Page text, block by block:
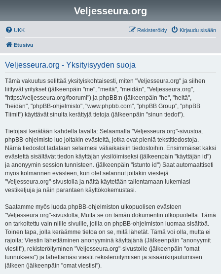
Veljesseura.org
UKK Kirjaudu sisään
Rekisteröidy
Etusivu
Veljesseura.org - Yksityisyyden suoja
Tämä vakuutus selittää yksityiskohtaisesti, miten "Veljesseura.org" ja siihen
liittyvät yritykset (jälkeenpäin "me", "meitä", "meidän", "Veljesseura.org",
"https://veljesseura.org/foorumi") ja phpBB:n (jälkeenpäin "he", "heitä",
"heidän", "phpBB-ohjelmisto", "www.phpbb.com", "phpBB Group", "phpBB
Tiimit") käyttävät sinulta kerättyjä tietoja (jälkeenpäin "sinun tiedot").
Tietojasi kerätään kahdella tavalla: Selaamalla "Veljesseura.org"-sivustoa.
phpBB-ohjelmisto luo joitakin evästeitä, jotka ovat pieniä tekstitiedostoja.
Nämä tiedostot ladataan selaimesi väliaikaisiin tiedostoihin. Ensimmäiset kaksi
evästettä sisältävät tiedon käyttäjän yksilöimiseksi (jälkeenpäin "käyttäjän id")
ja anonyymin session tunnisteen. (jälkeenpäin "istunto id") Saat automaattiseti
myös kolmannen evästeen, kun olet selannut joitakin viestejä
"Veljesseura.org"-sivustolla ja näitä käytetään tallentamaan lukemiasi
vestiketjuja ja näin parantaen käyttökokemustasi.
Saatamme myös luoda phpBB-ohjelmiston ulkopuolisen evästeen
"Veljesseura.org"-sivustolta, Mutta se on tämän dokumentin ulkopuolella. Tämä
on tarkoitettu vain niille sivuille, joilla on phpBB-ohjelmiston luomaa sisältöä.
Toinen tapa, jolla keräämme tietoa on se, mitä lähetät. Tämä voi olla, mutta ei
rajoita: Viestin lähettäminen anonyyminä käyttäjänä (Jälkeenpäin "anonyymit
viestit"), rekisteröityminen "Veljesseura.org"-sivustolle (jälkeenpäin "omat
tunnuksesi") ja lähettämäsi viestit rekisteröitymisen ja sisäänkirjautumisen
jälkeen (jälkeenpäin "omat viestisi").